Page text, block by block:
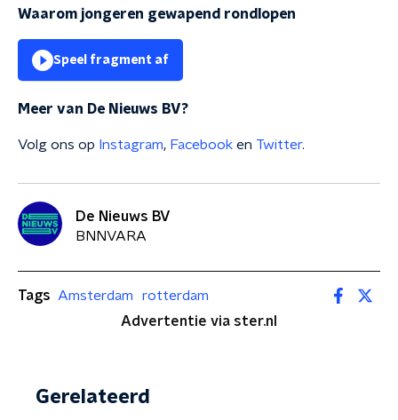
Waarom jongeren gewapend rondlopen
Speel fragment af
Meer van De Nieuws BV?
Volg ons op Instagram, Facebook en Twitter.
De Nieuws BV
BNNVARA
Tags Amsterdam
rotterdam
Advertentie via ster.nl
Gerelateerd